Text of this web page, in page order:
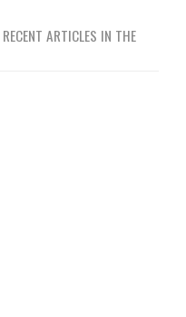
ARTICLES IN THE